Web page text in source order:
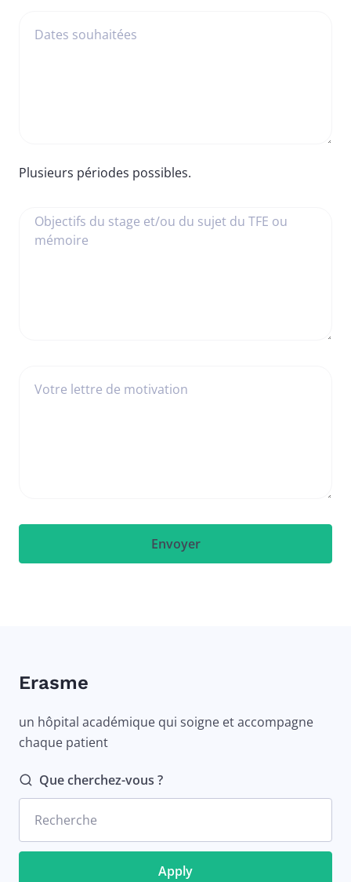
Dates souhaitées
Plusieurs périodes possibles.
Objectifs du stage et/ou du sujet du TFE ou
mémoire
Votre lettre de motivation
Erasme
un hôpital académique qui soigne et accompagne
chaque patient
Que cherchez-vous ?
Recherche